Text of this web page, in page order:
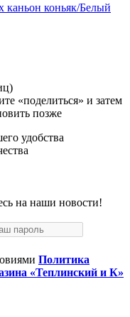
коньяк/Белый
«поделиться» и затем
позже
удобства
на наши новости!
Политика
«Теплинский и К»